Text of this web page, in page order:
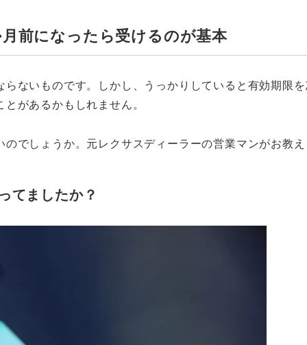
前になったら受けるのが基本
ないものです。しかし、うっかりしていると有効期限
があるかもしれません。
でしょうか。元レクサスディーラーの営業マンがお教
てましたか？